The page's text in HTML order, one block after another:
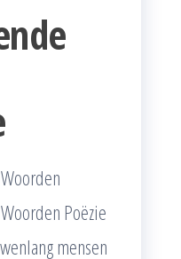
Poëzie
mensen